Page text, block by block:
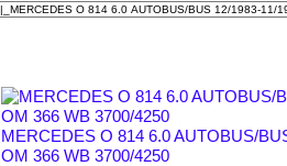
MERCEDES O 814 6.0 AUTOBUS/
OM 366 WB 3700/4250